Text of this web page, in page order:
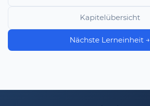
Kapitelübersicht
Nächste Lerneinheit →